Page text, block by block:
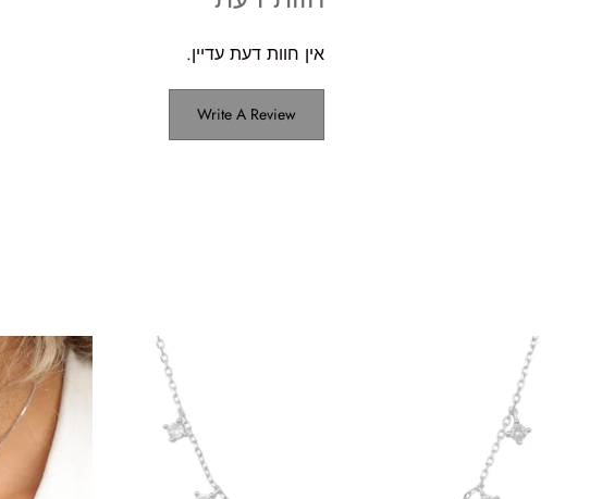
אין חוות דעת עדיין.
Write A Review